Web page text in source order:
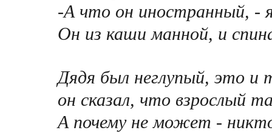
-А что он иностранный, -
Он из каши манной, и
Дядя был неглупый, это
он сказал, что взрослый
А почему не может -